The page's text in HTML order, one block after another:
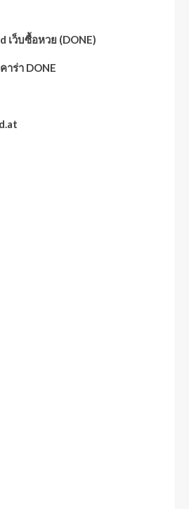
เว็บซื้อหวย (DONE)
าร่า DONE